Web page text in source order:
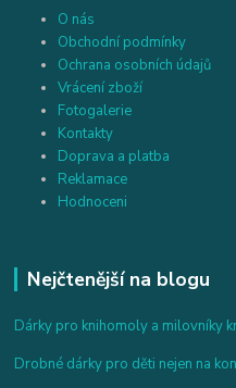
O nás
Obchodní podmínky
Ochrana osobních údajů
Vrácení zboží
Fotogalerie
Kontakty
Doprava a platba
Reklamace
Hodnoceni
Nejčtenější na blogu
Dárky pro knihomoly a milovníky
Drobné dárky pro děti nejen na